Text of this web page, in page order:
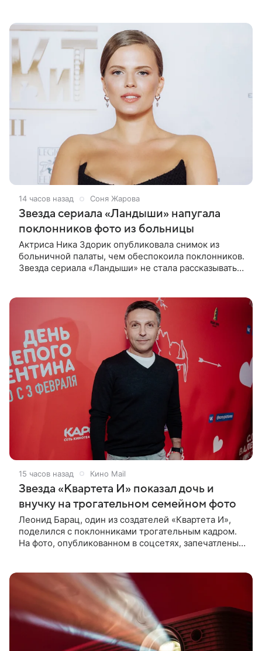
14 часов назад Соня Жарова
Звезда сериала «Ландыши» напугала
поклонников фото из больницы
Актриса Ника Здорик опубликовала снимок из
больничной палаты, чем обеспокоила поклонников.
Звезда сериала «Ландыши» не стала рассказывать,
15 часов назад Кино Mail
Звезда «Квартета И» показал дочь и
внучку на трогательном семейном фото
Леонид Барац, один из создателей «Квартета И»,
поделился с поклонниками трогательным кадром.
На фото, опубликованном в соцсетях, запечатлены